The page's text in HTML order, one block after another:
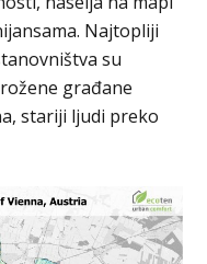
Najtopliji
su
građane
stariji ljudi preko